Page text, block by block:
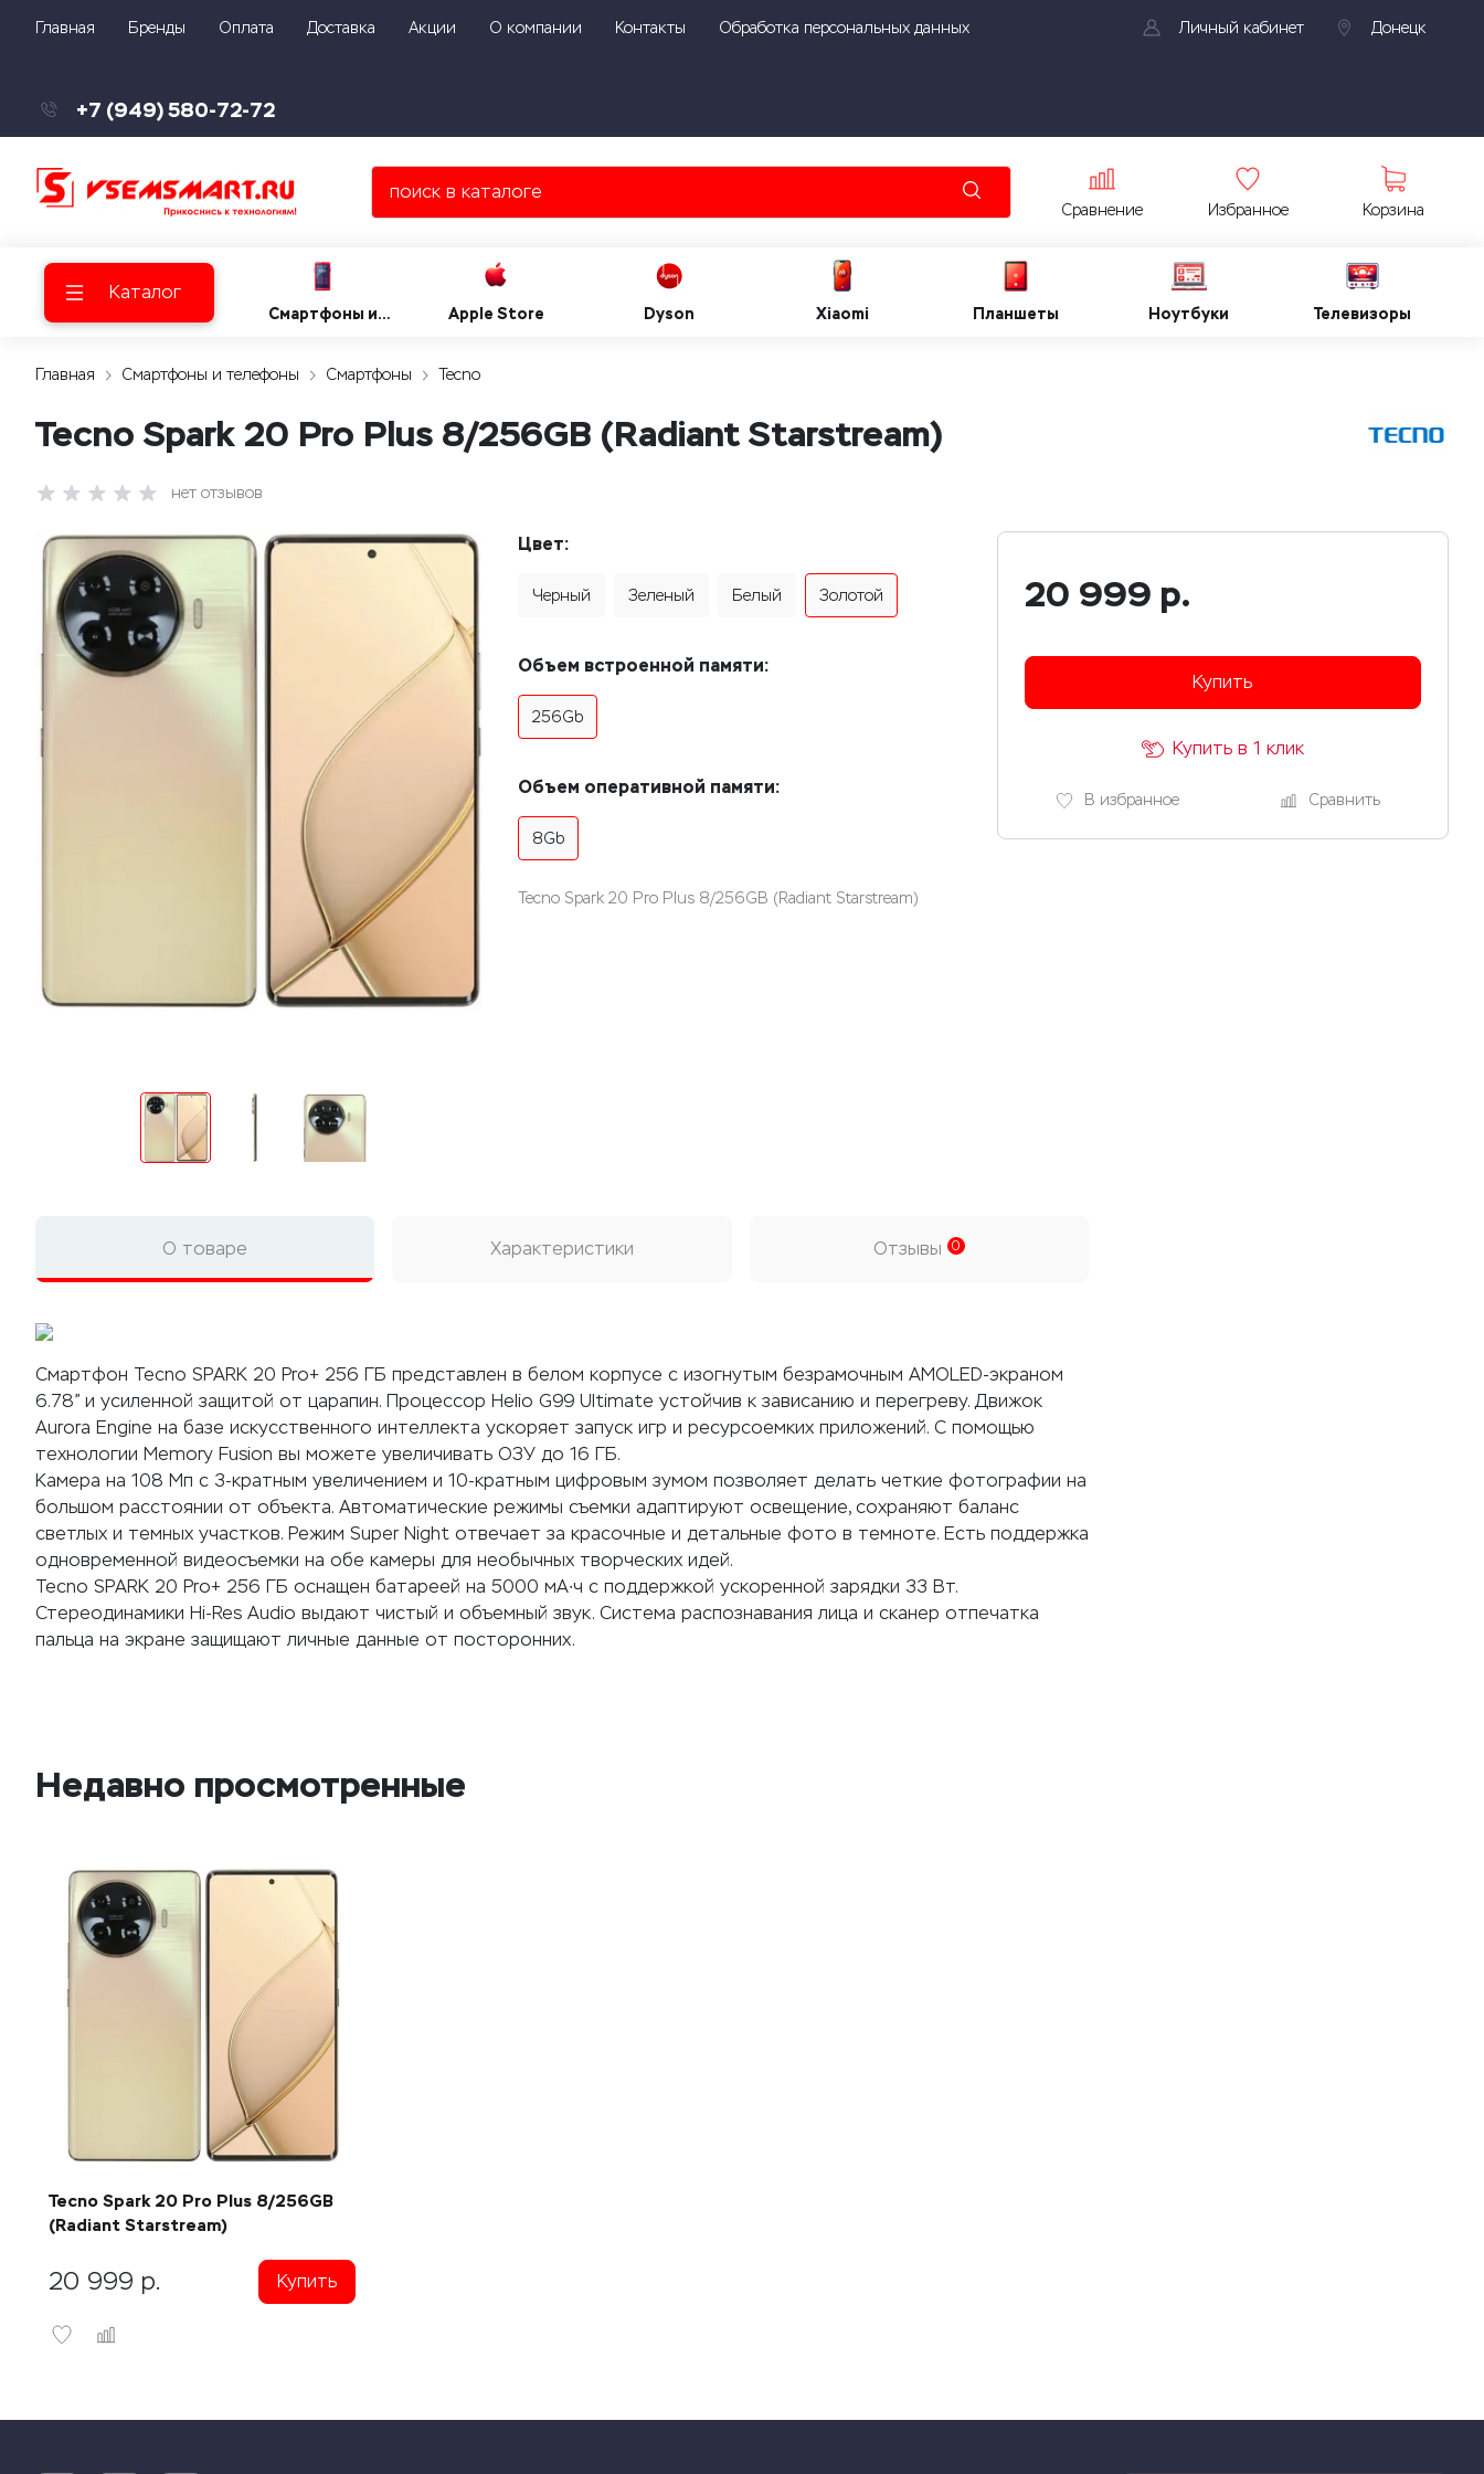
Главная Бренды Оплата Доставка Акции О компании Контакты Обработка персональных данных Личный кабинет Донецк
+7 (949) 580-72-72
Сравнение Избранное Корзина
Каталог
Смартфоны и
Apple Store Dyson Xiaomi Планшеты Ноутбуки Телевизоры
Главная Смартфоны и телефоны Смартфоны Tecno
Tecno Spark 20 Pro Plus 8/256GB (Radiant Starstream)
нет отзывов
Цвет:
Черный Зеленый Белый Золотой
Объем встроенной памяти:
256Gb
Объем оперативной памяти:
8Gb
Tecno Spark 20 Pro Plus 8/256GB (Radiant Starstream)
20 999 р.
Купить
В избранное Сравнить
Купить в 1 клик
О товаре Характеристики Отзывы 0
Смартфон Tecno SPARK 20 Pro+ 256 ГБ представлен в белом корпусе с изогнутым безрамочным AMOLED-экраном
6.78” и усиленной защитой от царапин. Процессор Helio G99 Ultimate устойчив к зависанию и перегреву. Движок
Aurora Engine на базе искусственного интеллекта ускоряет запуск игр и ресурсоемких приложений. С помощью
технологии Memory Fusion вы можете увеличивать ОЗУ до 16 ГБ.
Камера на 108 Мп с 3-кратным увеличением и 10-кратным цифровым зумом позволяет делать четкие фотографии на
большом расстоянии от объекта. Автоматические режимы съемки адаптируют освещение, сохраняют баланс
светлых и темных участков. Режим Super Night отвечает за красочные и детальные фото в темноте. Есть поддержка
одновременной видеосъемки на обе камеры для необычных творческих идей.
Tecno SPARK 20 Pro+ 256 ГБ оснащен батареей на 5000 мА∙ч с поддержкой ускоренной зарядки 33 Вт.
Стереодинамики Hi-Res Audio выдают чистый и объемный звук. Система распознавания лица и сканер отпечатка
пальца на экране защищают личные данные от посторонних.
Недавно просмотренные
Tecno Spark 20 Pro Plus 8/256GB
(Radiant Starstream)
20 999 р. Купить